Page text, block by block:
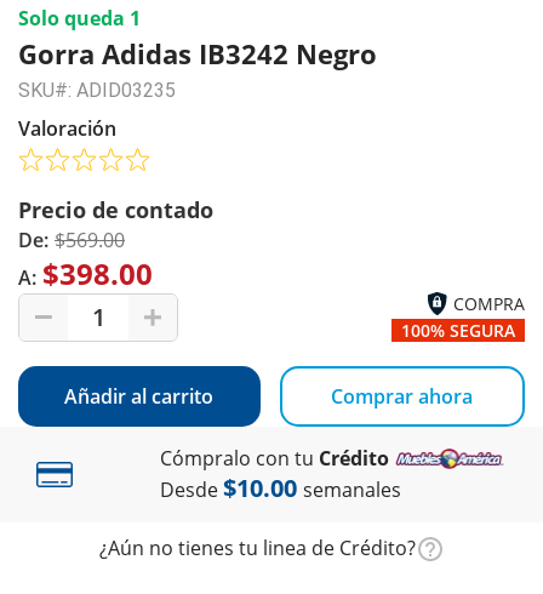
Solo queda 1
Gorra Adidas IB3242 Negro
SKU#: ADID03235
Valoración
Precio de contado
De: $569.00
A: $398.00
1
COMPRA
100% SEGURA
Añadir al carrito Comprar ahora
Cómpralo con tu Crédito
Desde$10.00 semanales
¿Aún no tienes tu linea de Crédito?